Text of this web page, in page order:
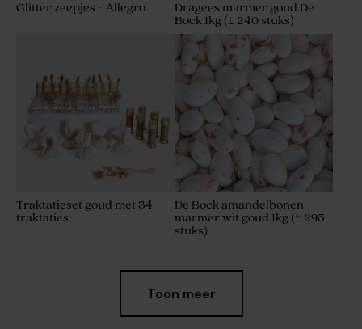
Glitter zeepjes - Allegro
Dragees marmer goud De
Bock 1kg (± 240 stuks)
Traktatieset goud met 34
traktaties
De Bock amandelbonen
marmer wit goud 1kg (± 295
stuks)
Toon meer